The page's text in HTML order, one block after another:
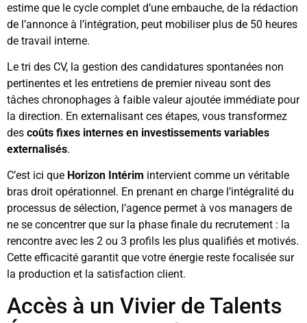
estime que le cycle complet d’une embauche, de la rédaction
de l’annonce à l’intégration, peut mobiliser plus de 50 heures
de travail interne.
Le tri des CV, la gestion des candidatures spontanées non
pertinentes et les entretiens de premier niveau sont des
tâches chronophages à faible valeur ajoutée immédiate pour
la direction. En externalisant ces étapes, vous transformez
des coûts fixes internes en investissements variables
externalisés.
C’est ici que Horizon Intérim intervient comme un véritable
bras droit opérationnel. En prenant en charge l’intégralité du
processus de sélection, l’agence permet à vos managers de
ne se concentrer que sur la phase finale du recrutement : la
rencontre avec les 2 ou 3 profils les plus qualifiés et motivés.
Cette efficacité garantit que votre énergie reste focalisée sur
la production et la satisfaction client.
Accès à un Vivier de Talents